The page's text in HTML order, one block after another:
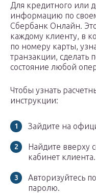
Для кредитного или
информацию по
Сбербанк Онлайн.
каждому клиенту, в
по номеру карты,
транзакции, сделать
состояние любой
Чтобы узнать
инструкции:
Зайдите на
Найдите вверху
кабинет клиента.
Авторизуйтесь
паролю.